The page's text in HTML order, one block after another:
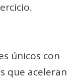
únicos con
que aceleran